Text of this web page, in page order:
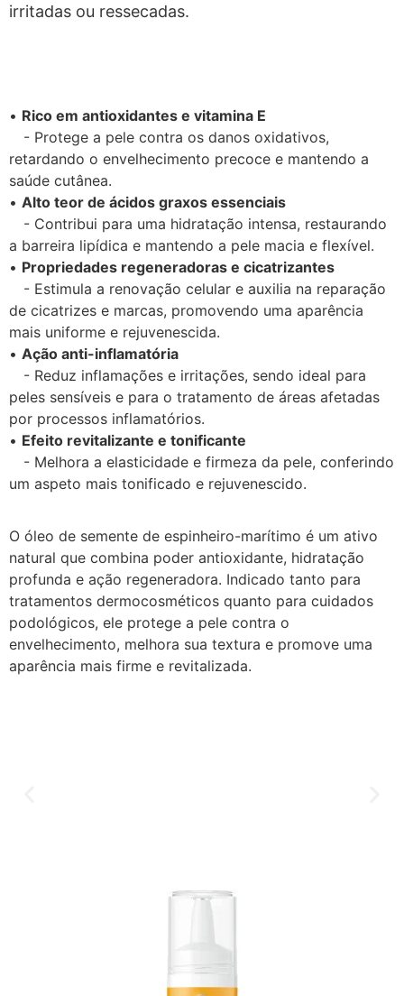
irritadas ou ressecadas.
• Rico em antioxidantes e vitamina E
- Protege a pele contra os danos oxidativos,
retardando o envelhecimento precoce e mantendo a
saúde cutânea.
• Alto teor de ácidos graxos essenciais
- Contribui para uma hidratação intensa, restaurando
a barreira lipídica e mantendo a pele macia e flexível.
• Propriedades regeneradoras e cicatrizantes
- Estimula a renovação celular e auxilia na reparação
de cicatrizes e marcas, promovendo uma aparência
mais uniforme e rejuvenescida.
• Ação anti-inflamatória
- Reduz inflamações e irritações, sendo ideal para
peles sensíveis e para o tratamento de áreas afetadas
por processos inflamatórios.
• Efeito revitalizante e tonificante
- Melhora a elasticidade e firmeza da pele, conferindo
um aspeto mais tonificado e rejuvenescido.
O óleo de semente de espinheiro-marítimo é um ativo
natural que combina poder antioxidante, hidratação
profunda e ação regeneradora. Indicado tanto para
tratamentos dermocosméticos quanto para cuidados
podológicos, ele protege a pele contra o
envelhecimento, melhora sua textura e promove uma
aparência mais firme e revitalizada.